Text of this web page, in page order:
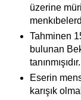
üzerine
Tahminen
bulunan
tanınmışıdır.
Eserin
karışık